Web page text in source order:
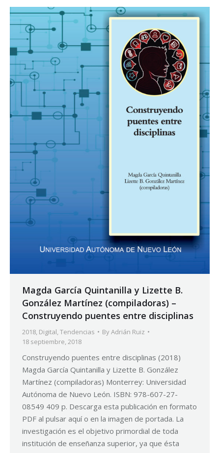
Magda García Quintanilla y Lizette B.
González Martínez (compiladoras) –
Construyendo puentes entre disciplinas
2018, Digital,Tendencias ByAdrián Ruiz
18 septiembre, 2018
Construyendo puentes entre disciplinas (2018)
Magda García Quintanilla y Lizette B. González
Martínez (compiladoras) Monterrey: Universidad
Autónoma de Nuevo León. ISBN: 978-607-27-
08549 409 p. Descarga esta publicación en formato
PDF al pulsar aquí o en la imagen de portada. La
investigación es el objetivo primordial de toda
institución de enseñanza superior, ya que ésta